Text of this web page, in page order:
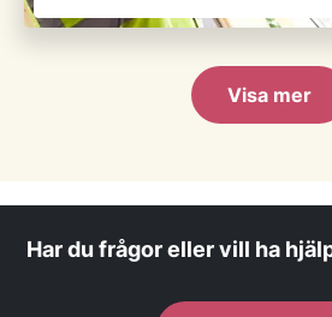
Visa mer
Har du frågor eller vill ha